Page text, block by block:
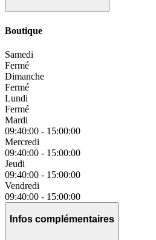
Boutique
Samedi
Fermé
Dimanche
Fermé
Lundi
Fermé
Mardi
09:40:00 - 15:00:00
Mercredi
09:40:00 - 15:00:00
Jeudi
09:40:00 - 15:00:00
Vendredi
09:40:00 - 15:00:00
Infos complémentaires